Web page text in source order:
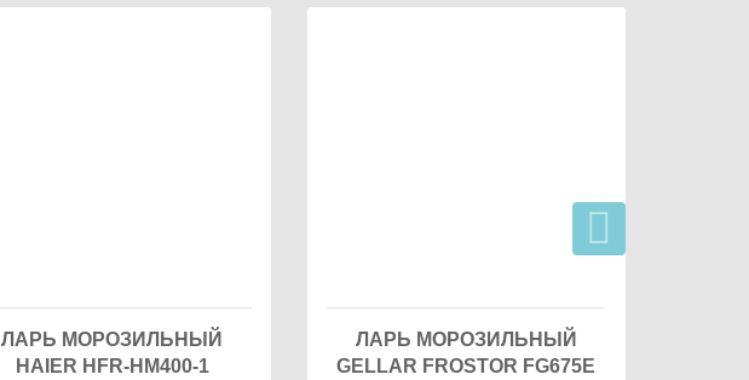
ЛАРЬ МОРОЗИЛЬНЫЙ
HAIER HFR-HM400-1
ЛАРЬ МОРОЗИЛЬНЫЙ
GELLAR FROSTOR FG675E